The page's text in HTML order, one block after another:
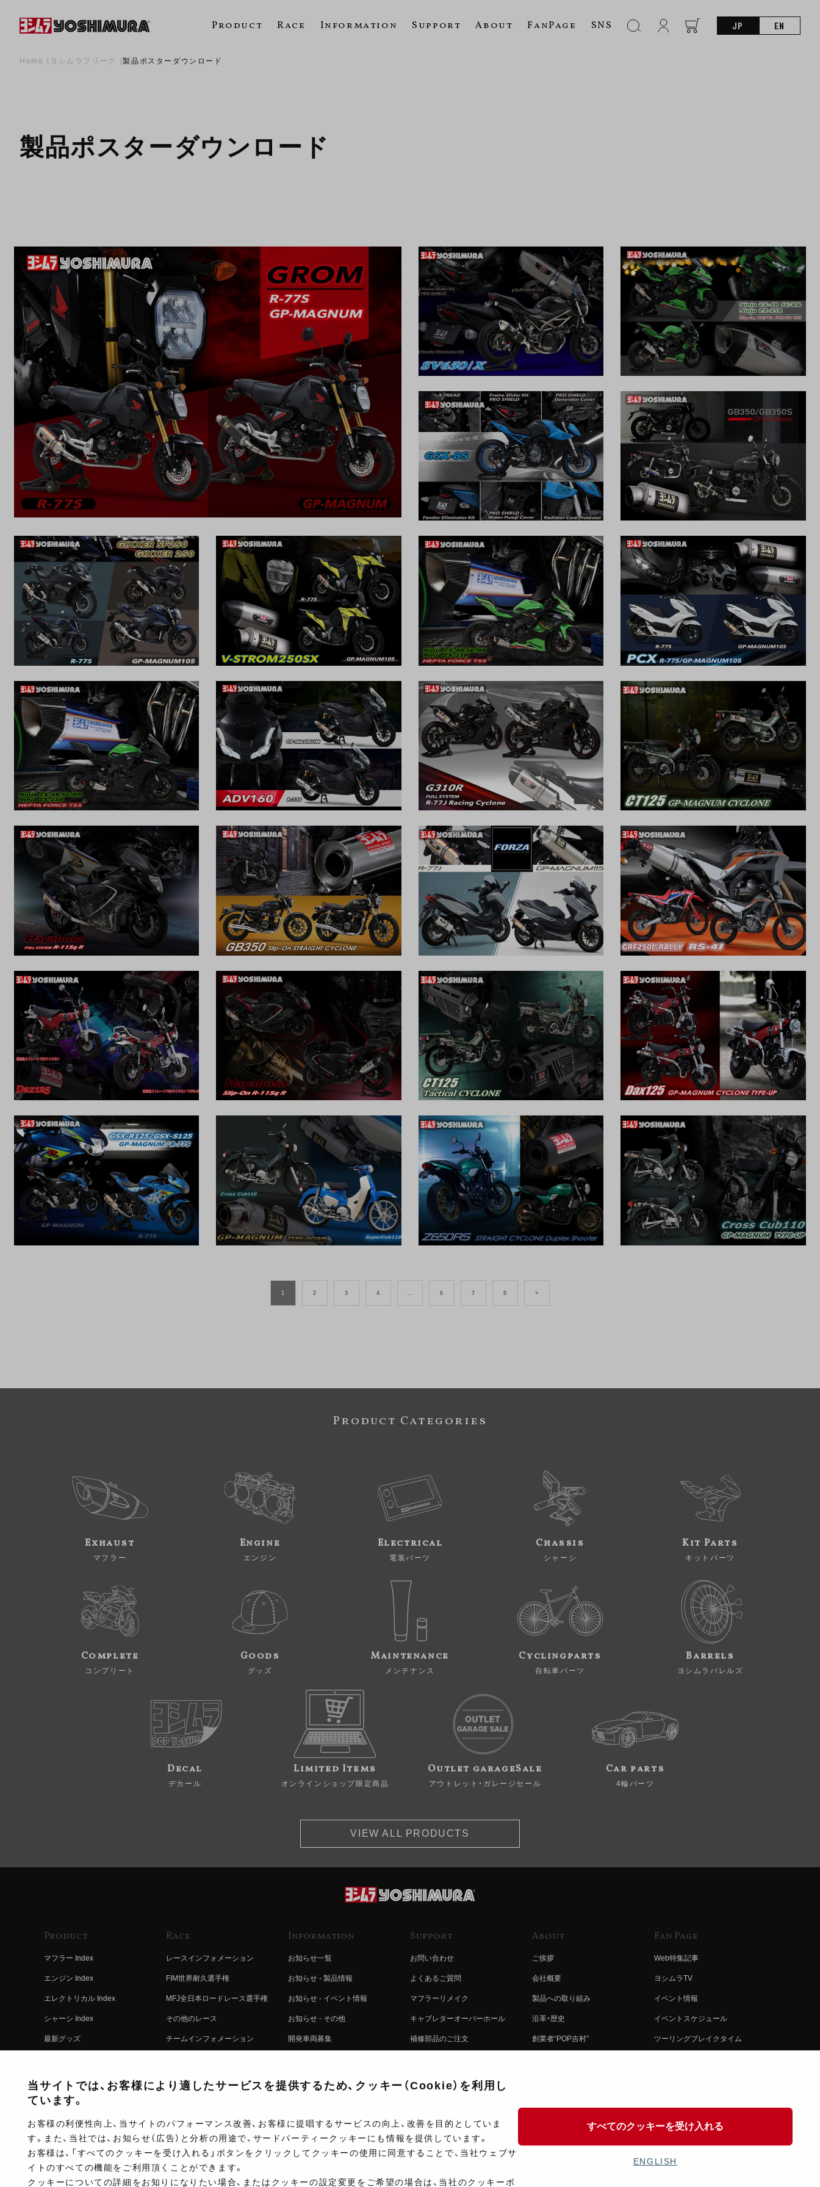
Product Race Information Support About FanPage SNS JP EN
Home ヨシムラフリーク 製品ポスターダウンロード
製品ポスターダウンロード
1 2 3 4 … 6 7 8 >
Product Categories
Exhaust
マフラー
Engine
エンジン
Electrical
電装パーツ
Chassis
シャーシ
Kit Parts
キットパーツ
Complete
コンプリート
Goods
グッズ
Maintenance
メンテナンス
Cyclingparts
自転車パーツ
Barrels
ヨシムラバレルズ
Decal
デカール
Limited Items
オンラインショップ限定商品
Outlet garageSale
アウトレット・ガレージセール
Car parts
4輪パーツ
VIEW ALL PRODUCTS
Product
マフラー Index
エンジン Index
エレクトリカル Index
シャーシ Index
最新グッズ
コンプリート
Race
レースインフォメーション
FIM世界耐久選手権
MFJ全日本ロードレース選手権
その他のレース
チームインフォメーション
レースムービー
Information
お知らせ一覧
お知らせ - 製品情報
お知らせ - イベント情報
お知らせ - その他
開発車両募集
注文方法
Support
お問い合わせ
よくあるご質問
マフラーリメイク
キャブレターオーバーホール
補修部品のご注文
製品に関する重要なお知らせ
ポイントについて
ショップ情報
製品マニュアル検索
About
ご挨拶
会社概要
製品への取り組み
沿革・歴史
創業者“POP吉村”
Fan Page
Web特集記事
ヨシムラTV
イベント情報
イベントスケジュール
ツーリングブレイクタイム
当サイトでは、お客様により適したサービスを提供するため、クッキー（Cookie）を利用し
ています。
お客様の利便性向上、当サイトのパフォーマンス改善、お客様に提唱するサービスの向上、改善を目的としていま
す。また、当社では、お知らせ（広告）と分析の用途で、サードパーティークッキーにも情報を提供しています。
お客様は、「すべてのクッキーを受け入れる」ボタンをクリックしてクッキーの使用に同意することで、当社ウェブサ
イトのすべての機能をご利用頂くことができます。
クッキーについての詳細をお知りになりたい場合、またはクッキーの設定変更をご希望の場合は、当社のクッキーポ
すべてのクッキーを受け入れる
ENGLISH